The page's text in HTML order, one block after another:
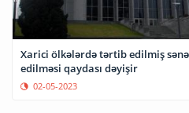
Xarici ölkələrdə tərtib edilmiş
edilməsi qaydası dəyişir
02-05-2023